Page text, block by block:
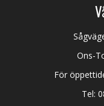
Ons-
För
Tel: